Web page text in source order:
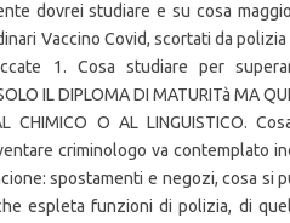
dovrei studiare e su cosa
Vaccino Covid, scortati da
1. Cosa studiare per
IL DIPLOMA DI MATURITà MA
CHIMICO O AL LINGUISTICO.
criminologo va contemplato
spostamenti e negozi, cosa si
espleta funzioni di polizia, di